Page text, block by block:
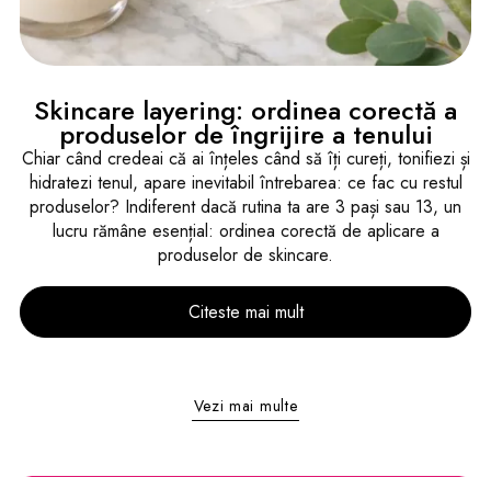
Skincare layering: ordinea corectă a
produselor de îngrijire a tenului
Chiar când credeai că ai înțeles când să îți cureți, tonifiezi și
hidratezi tenul, apare inevitabil întrebarea: ce fac cu restul
produselor? Indiferent dacă rutina ta are 3 pași sau 13, un
lucru rămâne esențial: ordinea corectă de aplicare a
produselor de skincare.
Citeste mai mult
Vezi mai multe